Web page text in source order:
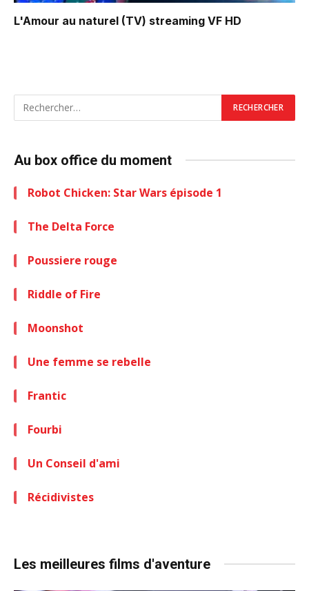
L'Amour au naturel (TV) streaming VF HD
Au box office du moment
Robot Chicken: Star Wars épisode 1
The Delta Force
Poussiere rouge
Riddle of Fire
Moonshot
Une femme se rebelle
Frantic
Fourbi
Un Conseil d'ami
Récidivistes
Les meilleures films d'aventure